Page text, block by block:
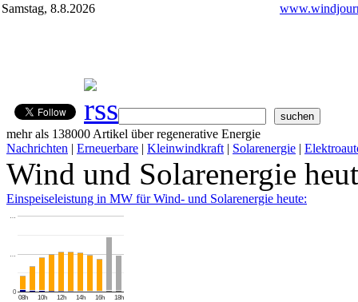
Samstag, 8.8.2026
mehr als 138000 Artikel über regenerative Energie
Nachrichten | Erneuerbare | Kleinwindkraft | Solarenergie |
Wind und Solarenergie
Einspeiseleistung in MW für Wind- und Solarenergie heute:
08h 10h 12h 14h 16h 18h
0
…
…